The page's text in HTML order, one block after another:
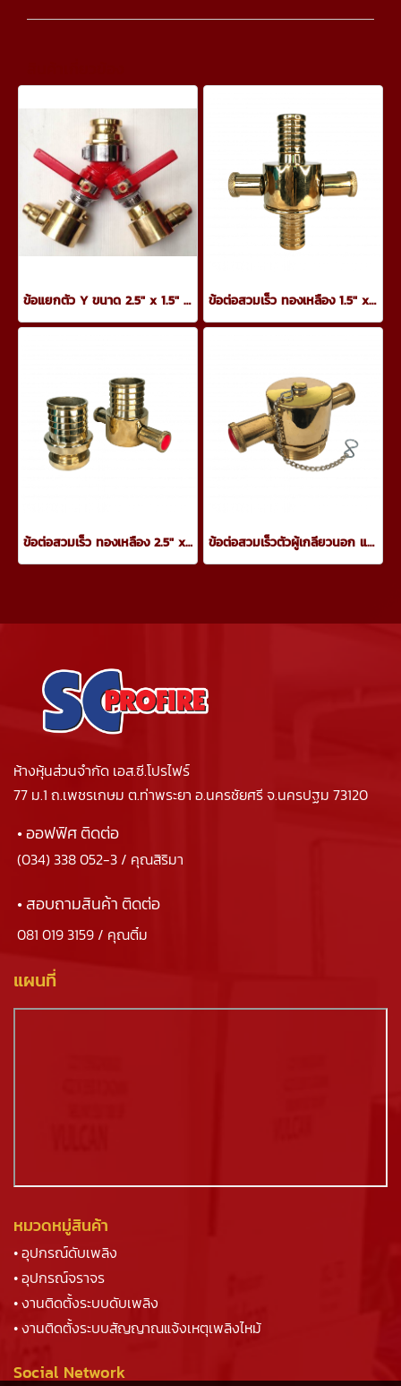
ข้อแยกตัว Y ขนาด 2.5" x 1.5" x 1.5" มีวาล์วเปิด-ปิด ข้อต่อสวมเร็ว ทองเหลือง 1.5" x 2.5"
ข้อต่อสวมเร็ว ทองเหลือง 2.5" x 2.5" ข้อต่อสวมเร็วตัวผู้เกลียวนอก และตัวเมียพร้อมฝาปิด
ห้างหุ้นส่วนจำกัด เอส.ซี.โปรไฟร์
77 ม.1 ถ.เพชรเกษม ต.ท่าพระยา อ.นครชัยศรี จ.นครปฐม 73120
• ออฟฟิศ ติดต่อ
(034) 338 052-3 / คุณสิริมา
• สอบถามสินค้า ติดต่อ
081 019 3159 / คุณติ๋ม
แผนที่
หมวดหมู่สินค้า
• อุปกรณ์ดับเพลิง
• อุปกรณ์จราจร
• งานติดตั้งระบบดับเพลิง
• งานติดตั้งระบบสัญญาณแจ้งเหตุเพลิงไหม้
Social Network